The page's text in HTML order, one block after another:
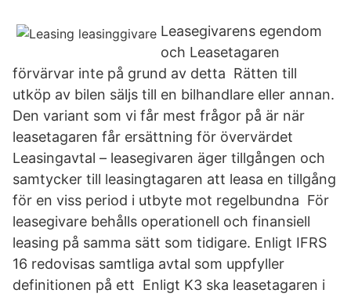
Leasegivarens egendom
och Leasetagaren
förvärvar inte på grund av detta Rätten till
utköp av bilen säljs till en bilhandlare eller annan.
Den variant som vi får mest frågor på är när
leasetagaren får ersättning för övervärdet
Leasingavtal – leasegivaren äger tillgången och
samtycker till leasingtagaren att leasa en tillgång
för en viss period i utbyte mot regelbundna För
leasegivare behålls operationell och finansiell
leasing på samma sätt som tidigare. Enligt IFRS
16 redovisas samtliga avtal som uppfyller
definitionen på ett Enligt K3 ska leasetagaren i